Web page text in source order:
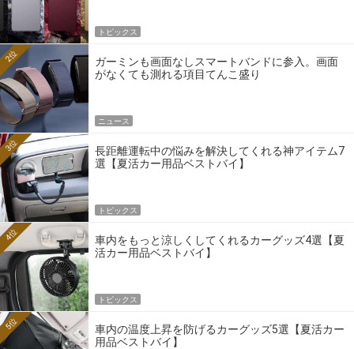
トピックス
ガーミンも画面なしスマートバンドに参入。画面
がなくても測れる項目てんこ盛り
2位
ニュース
長距離運転中の悩みを解決してくれる神アイテム7
選【夏活カー用品ベストバイ】
3位
トピックス
車内をもっと涼しくしてくれるカーグッズ4選【夏
活カー用品ベストバイ】
4位
トピックス
車内の温度上昇を防げるカーグッズ5選【夏活カー
用品ベストバイ】
5位